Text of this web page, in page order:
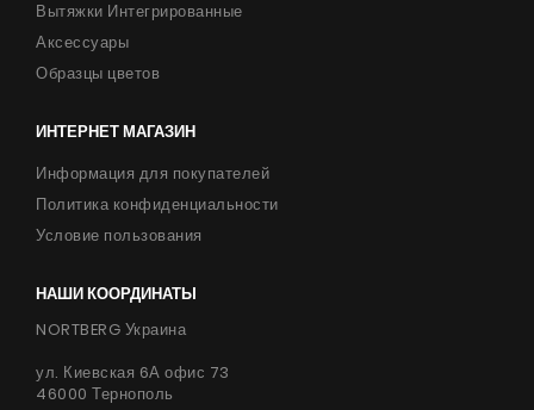
Вытяжки Интегрированные
Аксессуары
Образцы цветов
ИНТЕРНЕТ МАГАЗИН
Информация для покупателей
Политика конфиденциальности
Условие пользования
НАШИ КООРДИНАТЫ
NORTBERG Украина
ул. Киевская 6А офис 73
46000 Тернополь